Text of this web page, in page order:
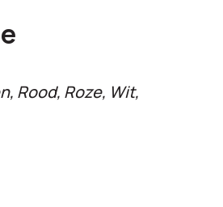
Rood, Roze, Wit,